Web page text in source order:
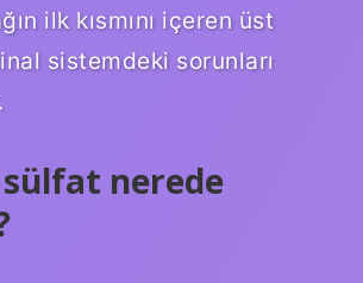
ilk kısmını içeren üst
sistemdeki sorunları
nerede